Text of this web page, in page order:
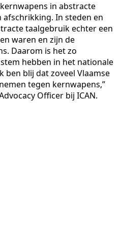
in abstracte
In steden en
taalgebruik echter een
waren en zijn de
Daarom is het zo
hebben in het nationale
ben blij dat zoveel Vlaamse
tegen kernwapens,”
Officer bij ICAN.